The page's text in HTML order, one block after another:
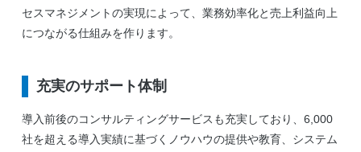
セスマネジメントの実現によって、業務効率化と売上利益向上
につながる仕組みを作ります。
充実のサポート体制
導入前後のコンサルティングサービスも充実しており、6,000
社を超える導入実績に基づくノウハウの提供や教育、システム